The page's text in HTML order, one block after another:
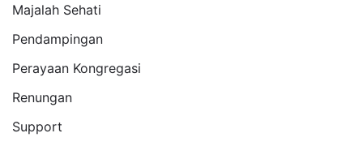
Majalah Sehati
Pendampingan
Perayaan Kongregasi
Renungan
Support